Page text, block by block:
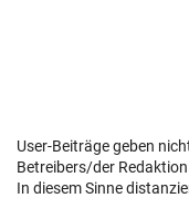
User-Beiträge geben
Betreibers/der
In diesem Sinne